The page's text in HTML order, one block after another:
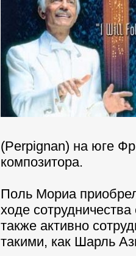
(Perpignan) на юге
композитора.
Поль Мориа
ходе
также активно
такими, как Шарль